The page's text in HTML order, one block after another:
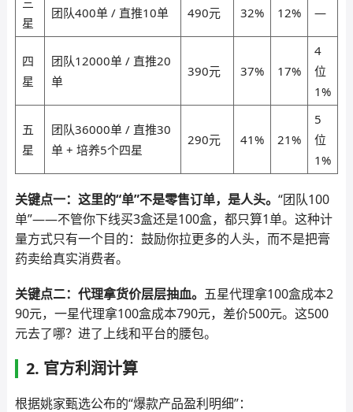
星
团队400单 / 直推10单 490元 32% 12% —
四
星
团队12000单 / 直推20
单
390元 37% 17%
4
位
1%
五
星
团队36000单 / 直推30
单 + 培养5个四星
290元 41% 21%
5
位
1%
关键点一：这里的“单”不是零售订单，是人头。 “团队100
单”——不管你下线买3盒还是100盒，都只算1单。这种计
量方式只有一个目的：鼓励你拉更多的人头，而不是把膏
药卖给真实消费者。
关键点二：代理拿货价层层抽血。 五星代理拿100盒成本2
90元，一星代理拿100盒成本790元，差价500元。这500
元去了哪？进了上线和平台的腰包。
2. 官方利润计算
根据姚家甄选公布的“爆款产品盈利明细”：